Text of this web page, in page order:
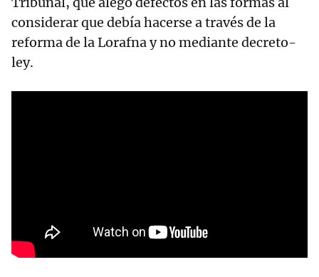
considerar que debía hacerse a través de la
reforma de la Lorafna y no mediante decreto-
ley.